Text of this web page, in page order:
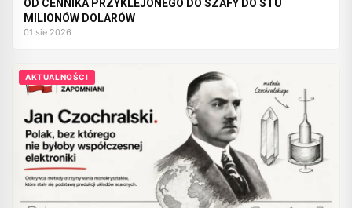
OD CENNIKA PRZYKLEJONEGO DO SZAFY DO STU
MILIONÓW DOLARÓW
01 sie 2026
AKTUALNOŚCI